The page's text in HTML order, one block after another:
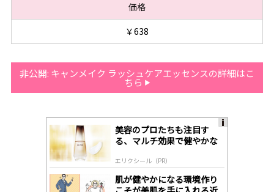
価格
￥638
非公開: キャンメイク ラッシュケアエッセンスの詳細はこ
ちら
美容のプロたちも注目す
る、マルチ効果で健やかな
エリクシール（PR）
肌が健やかになる環境作り